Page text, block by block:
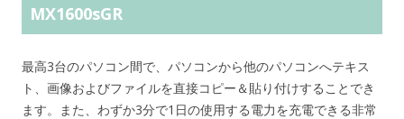
MX1600sGR
最高3台のパソコン間で、パソコンから他のパソコンへテキス
ト、画像およびファイルを直接コピー＆貼り付けすることでき
ます。また、わずか3分で1日の使用する電力を充電できる非常